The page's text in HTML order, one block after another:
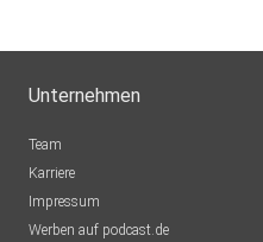
Unternehmen
Team
Karriere
Impressum
Werben auf podcast.de